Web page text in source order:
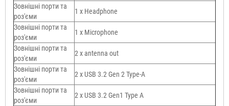
Зовнішні порти та
роз'єми
1 x Нeadphone
Зовнішні порти та
роз'єми
1 х Microphone
Зовнішні порти та
роз'єми
2 x antenna out
Зовнішні порти та
роз'єми
2 x USB 3.2 Gen 2 Type-A
Зовнішні порти та
роз'єми
2 x USB 3.2 Gen1 Type A